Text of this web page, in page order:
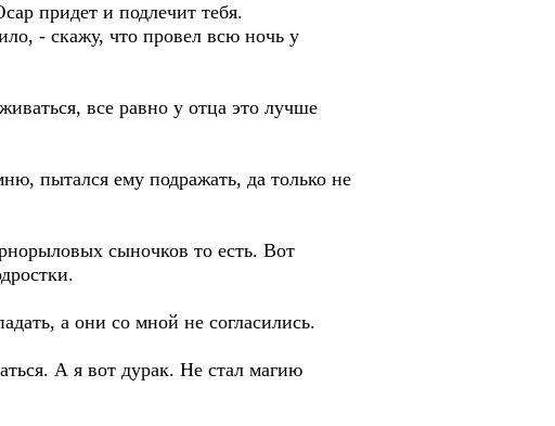
придет и подлечит тебя.
- скажу, что провел всю ночь у
все равно у отца это лучше
пытался ему подражать, да только не
сыночков то есть. Вот
а они со мной не согласились.
А я вот дурак. Не стал магию